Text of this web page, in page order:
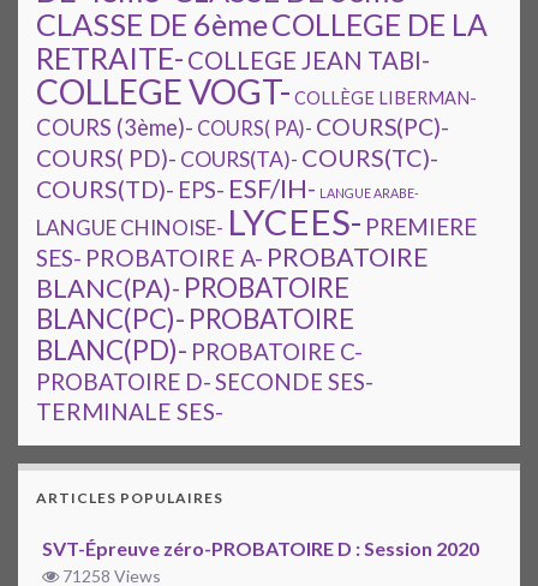
CLASSE DE 6èmeCOLLEGE DE LA
RETRAITE- COLLEGE JEAN TABI-
COLLEGE VOGT- COLLÈGE LIBERMAN-
COURS (3ème)- COURS( PA)- COURS(PC)-
COURS( PD)- COURS(TA)- COURS(TC)-
COURS(TD)- EPS- ESF/IH- LANGUE ARABE-
LANGUE CHINOISE- LYCEES- PREMIERE
SES- PROBATOIRE A- PROBATOIRE
BLANC(PA)- PROBATOIRE
BLANC(PC)- PROBATOIRE
BLANC(PD)- PROBATOIRE C-
PROBATOIRE D-SECONDE SES-
TERMINALE SES-
ARTICLES POPULAIRES
SVT-Épreuve zéro-PROBATOIRE D : Session 2020
71258 Views